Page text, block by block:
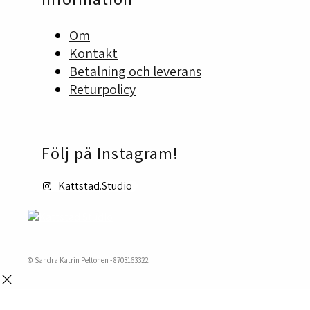
Om
Kontakt
Betalning och leverans
Returpolicy
Följ på Instagram!
Kattstad.Studio
© Sandra Katrin Peltonen - 8703163322